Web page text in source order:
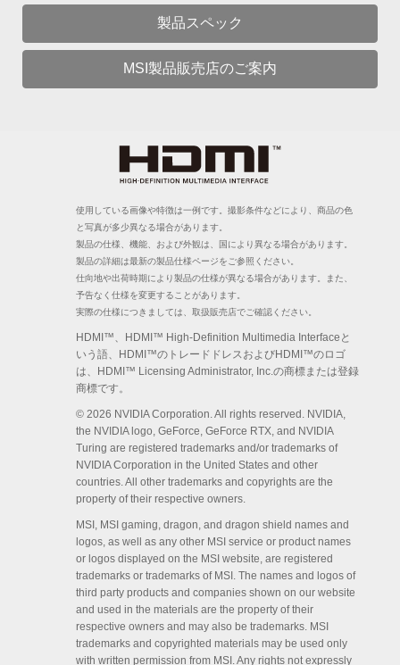
製品スペック
MSI製品販売店のご案内
使用している画像や特徴は一例です。撮影条件などにより、商品の色
と写真が多少異なる場合があります。
製品の仕様、機能、および外観は、国により異なる場合があります。
製品の詳細は最新の製品仕様ページをご参照ください。
仕向地や出荷時期により製品の仕様が異なる場合があります。また、
予告なく仕様を変更することがあります。
実際の仕様につきましては、取扱販売店でご確認ください。
HDMI™、HDMI™ High-Definition Multimedia Interfaceと
いう語、HDMI™のトレードドレスおよびHDMI™のロゴ
は、HDMI™ Licensing Administrator, Inc.の商標または登録
商標です。
© 2026 NVIDIA Corporation. All rights reserved. NVIDIA,
the NVIDIA logo, GeForce, GeForce RTX, and NVIDIA
Turing are registered trademarks and/or trademarks of
NVIDIA Corporation in the United States and other
countries. All other trademarks and copyrights are the
property of their respective owners.
MSI, MSI gaming, dragon, and dragon shield names and
logos, as well as any other MSI service or product names
or logos displayed on the MSI website, are registered
trademarks or trademarks of MSI. The names and logos of
third party products and companies shown on our website
and used in the materials are the property of their
respective owners and may also be trademarks. MSI
trademarks and copyrighted materials may be used only
with written permission from MSI. Any rights not expressly